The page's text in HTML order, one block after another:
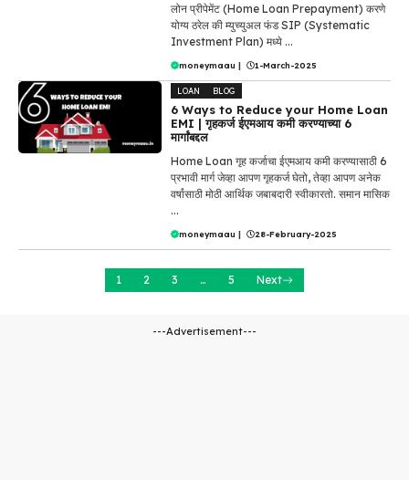
लोन प्रीपेमेंट (Home Loan Prepayment) करणे
योग्य ठरेल की म्युच्युअल फंड SIP (Systematic
Investment Plan) मध्ये ...
moneymaau | 1-March-2025
LOAN BLOG
6 Ways to Reduce your Home Loan
EMI | गृहकर्ज ईएमआय कमी करण्याच्या 6
मार्गांबद्दल
Home Loan गृह कर्जाचा ईएमआय कमी करण्यासाठी 6
प्रभावी मार्ग जेव्हा आपण गृहकर्ज घेतो, तेव्हा आपण अनेक
वर्षांसाठी मोठी आर्थिक जबाबदारी स्वीकारतो. समान मासिक
...
moneymaau | 28-February-2025
1 2 3 … 5 Next
---Advertisement---